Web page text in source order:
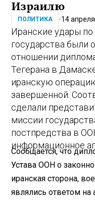
Израилю
ПОЛИТИКА 14
Иранские удары по
государства были
отношении
Тегерана в
иранскую
завершенной.
сделали
миссии
постпредства в
информационное
Сообщается, что
Устава ООН о
иранская сторона,
являлись ответом на